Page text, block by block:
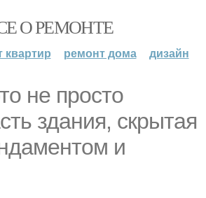
О РЕМОНТЕ
квартир ремонт дома дизайн
не просто
здания, скрытая
и